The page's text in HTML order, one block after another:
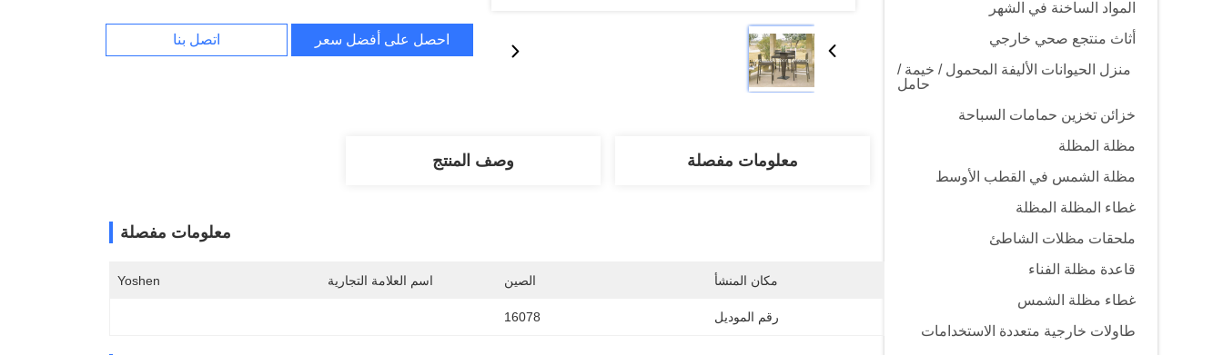
المواد الساخنة في الشهر
أثاث منتجع صحي خارجي
منزل الحيوانات الأليفة المحمول / خيمة /
حامل
خزائن تخزين حمامات السباحة
مظلة المظلة
مظلة الشمس في القطب الأوسط
غطاء المظلة المظلة
ملحقات مظلات الشاطئ
قاعدة مظلة الفناء
غطاء مظلة الشمس
طاولات خارجية متعددة الاستخدامات
احصل على أفضل سعر اتصل بنا
معلومات مفصلة وصف المنتج
معلومات مفصلة
مكان المنشأ الصين اسم العلامة التجارية Yoshen
رقم الموديل 16078